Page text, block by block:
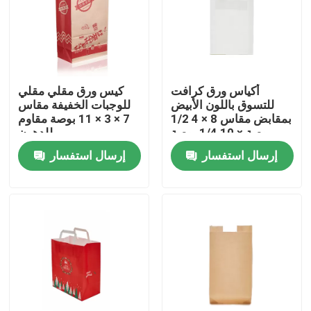
المنتجات
عرض الواقع الافتراضي
كوب بلاستيك للاستعمال مرة واحدة
كوب الورق القابل للتصرف
حقيبة بلاستيكية يمكن التخلص منها
صندوق تغليف المواد الغذائية البلاستيكية
كيس ورق مقلي مقلي
للوجبات الخفيفة مقاس
7 × 3 × 11 بوصة مقاوم
للدهون
إرسال استفسار
أكياس ورق كرافت
للتسوق باللون الأبيض
بمقابض مقاس 8 × 4 1/2
بوصة × 10 1/4 بوصة
إرسال استفسار